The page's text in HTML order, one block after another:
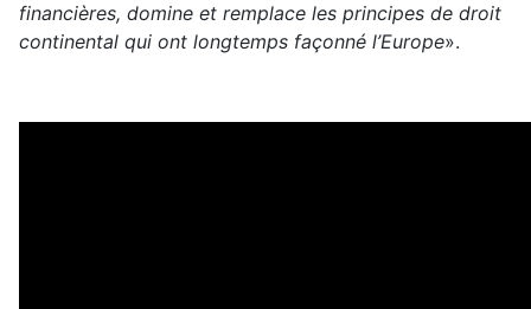
financières, domine et remplace les principes de droit
continental qui ont longtemps façonné l’Europe».